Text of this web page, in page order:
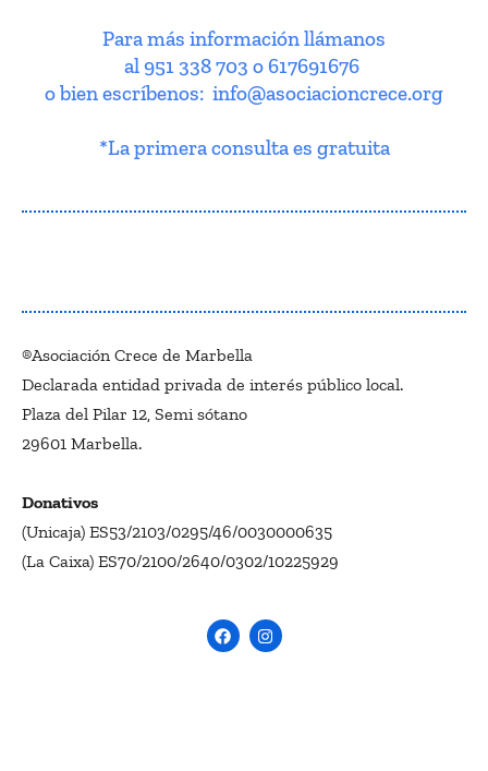
Para más información llámanos
al 951 338 703 o 617691676
o bien escríbenos: info@asociacioncrece.org
*La primera consulta es gratuita
®Asociación Crece de Marbella
Declarada entidad privada de interés público local.
Plaza del Pilar 12, Semi sótano
29601 Marbella.
Donativos
(Unicaja) ES53/2103/0295/46/0030000635
(La Caixa) ES70/2100/2640/0302/10225929